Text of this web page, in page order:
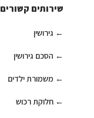
שירותים קשורים
גירושין
הסכם גירושין
משמורת ילדים
חלוקת רכוש